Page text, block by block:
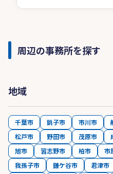
周辺の事務所を探す
地域
千葉市 銚子市 市川市
松戸市
野田市 茂原市
旭市
習志野市 柏市 市
我孫子市
鎌ケ谷市 君津市